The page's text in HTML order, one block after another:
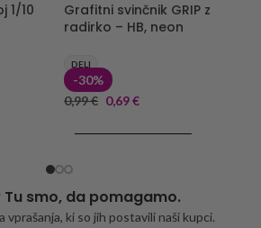
1/10
Grafitni svinčnik GRIP z
radirko – HB, neon
DELI
-30%
0,99€ 0,69€
smo, da pomagamo.
ki so jih postavili naši kupci.